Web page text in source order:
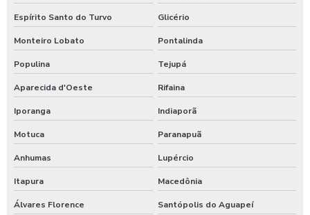
Espírito Santo do Turvo Glicério
Monteiro Lobato Pontalinda
Populina Tejupá
Aparecida d'Oeste Rifaina
Iporanga Indiaporã
Motuca Paranapuã
Anhumas Lupércio
Itapura Macedônia
Álvares Florence Santópolis do Aguapeí